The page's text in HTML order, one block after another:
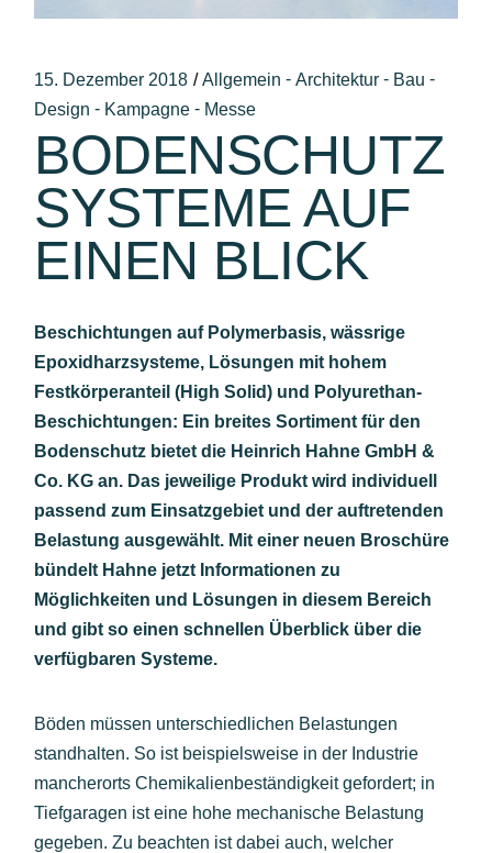
15. Dezember 2018 Allgemein - Architektur - Bau -
Design - Kampagne - Messe
BODENSCHUTZ
SYSTEME AUF
EINEN BLICK
Beschichtungen auf Polymerbasis, wässrige
Epoxidharzsysteme, Lösungen mit hohem
Festkörperanteil (High Solid) und Polyurethan-
Beschichtungen: Ein breites Sortiment für den
Bodenschutz bietet die Heinrich Hahne GmbH &
Co. KG an. Das jeweilige Produkt wird individuell
passend zum Einsatzgebiet und der auftretenden
Belastung ausgewählt. Mit einer neuen Broschüre
bündelt Hahne jetzt Informationen zu
Möglichkeiten und Lösungen in diesem Bereich
und gibt so einen schnellen Überblick über die
verfügbaren Systeme.
Böden müssen unterschiedlichen Belastungen
standhalten. So ist beispielsweise in der Industrie
mancherorts Chemikalienbeständigkeit gefordert; in
Tiefgaragen ist eine hohe mechanische Belastung
gegeben. Zu beachten ist dabei auch, welcher